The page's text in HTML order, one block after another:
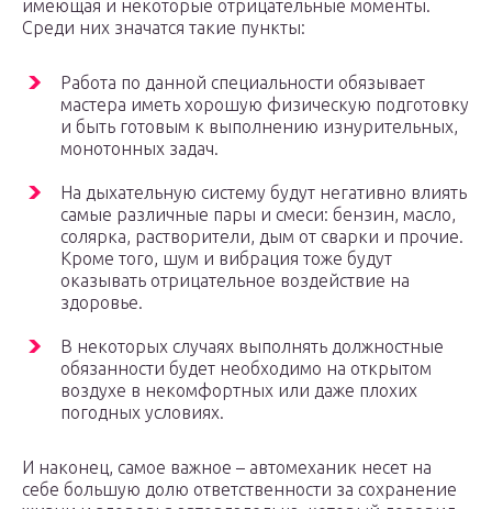
имеющая и некоторые отрицательные моменты.
Среди них значатся такие пункты:
Работа по данной специальности обязывает
мастера иметь хорошую физическую подготовку
и быть готовым к выполнению изнурительных,
монотонных задач.
На дыхательную систему будут негативно влиять
самые различные пары и смеси: бензин, масло,
солярка, растворители, дым от сварки и прочие.
Кроме того, шум и вибрация тоже будут
оказывать отрицательное воздействие на
здоровье.
В некоторых случаях выполнять должностные
обязанности будет необходимо на открытом
воздухе в некомфортных или даже плохих
погодных условиях.
И наконец, самое важное – автомеханик несет на
себе большую долю ответственности за сохранение